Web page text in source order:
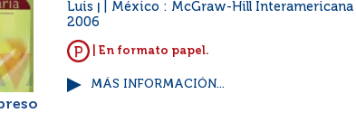
Luis
México : McGraw-Hill Interamericana
2006
| En formato papel.
MÁS INFORMACIÓN...